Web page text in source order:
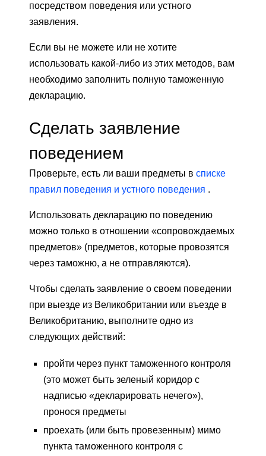
посредством поведения или устного
заявления.
Если вы не можете или не хотите
использовать какой-либо из этих методов, вам
необходимо заполнить полную таможенную
декларацию.
Сделать заявление
поведением
Проверьте, есть ли ваши предметы в списке
правил поведения и устного поведения .
Использовать декларацию по поведению
можно только в отношении «сопровождаемых
предметов» (предметов, которые провозятся
через таможню, а не отправляются).
Чтобы сделать заявление о своем поведении
при выезде из Великобритании или въезде в
Великобританию, выполните одно из
следующих действий:
пройти через пункт таможенного контроля
(это может быть зеленый коридор с
надписью «декларировать нечего»),
пронося предметы
проехать (или быть провезенным) мимо
пункта таможенного контроля с